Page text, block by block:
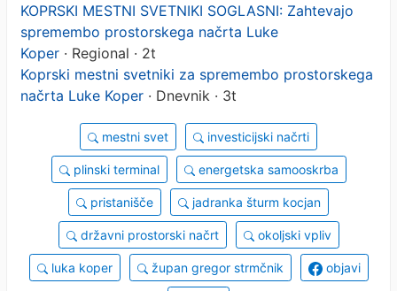
KOPRSKI MESTNI SVETNIKI SOGLASNI: Zahtevajo
spremembo prostorskega načrta Luke
Koper · Regional · 2t
Koprski mestni svetniki za spremembo prostorskega
načrta Luke Koper · Dnevnik · 3t
mestni svet investicijski načrti
plinski terminal energetska samooskrba
pristanišče jadranka šturm kocjan
državni prostorski načrt okoljski vpliv
luka koper župan gregor strmčnik objavi